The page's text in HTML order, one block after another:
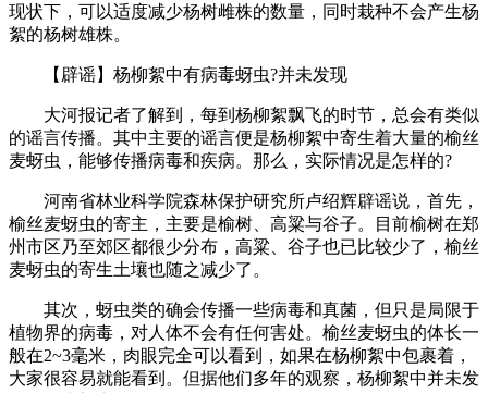
现状下，可以适度减少杨树雌株的数量，同时栽种不会产生杨
絮的杨树雄株。
【辟谣】杨柳絮中有病毒蚜虫?并未发现
大河报记者了解到，每到杨柳絮飘飞的时节，总会有类似
的谣言传播。其中主要的谣言便是杨柳絮中寄生着大量的榆丝
麦蚜虫，能够传播病毒和疾病。那么，实际情况是怎样的?
河南省林业科学院森林保护研究所卢绍辉辟谣说，首先，
榆丝麦蚜虫的寄主，主要是榆树、高粱与谷子。目前榆树在郑
州市区乃至郊区都很少分布，高粱、谷子也已比较少了，榆丝
麦蚜虫的寄生土壤也随之减少了。
其次，蚜虫类的确会传播一些病毒和真菌，但只是局限于
植物界的病毒，对人体不会有任何害处。榆丝麦蚜虫的体长一
般在2~3毫米，肉眼完全可以看到，如果在杨柳絮中包裹着，
大家很容易就能看到。但据他们多年的观察，杨柳絮中并未发